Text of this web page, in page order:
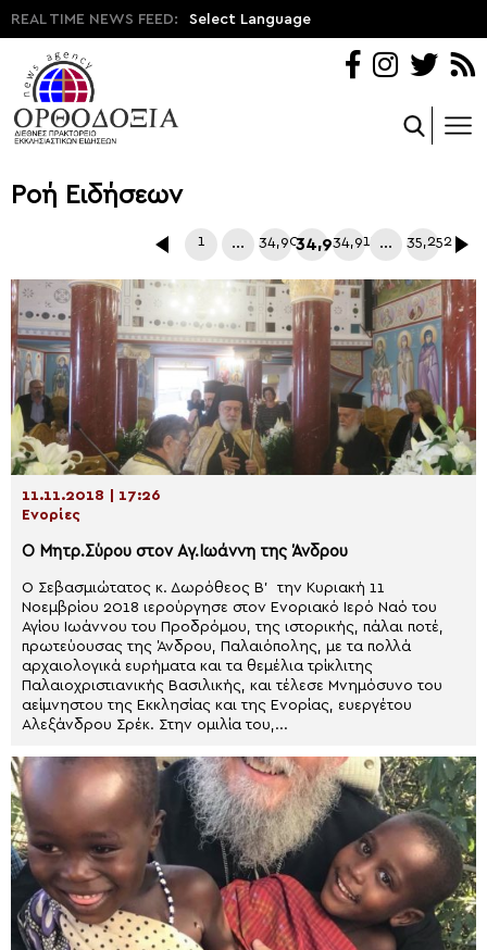
REAL TIME NEWS FEED: Select Language
Ροή Ειδήσεων
1 … 34,90934,91034,911 … 35,252
11.11.2018 | 17:26
Ενορίες
Ο Μητρ.Σύρου στον Αγ.Ιωάννη της Άνδρου
Ο Σεβασμιώτατος κ. Δωρόθεος Β’ την Κυριακή 11
Νοεμβρίου 2018 ιερούργησε στον Ενοριακό Ιερό Ναό του
Αγίου Ιωάννου του Προδρόμου, της ιστορικής, πάλαι ποτέ,
πρωτεύουσας της Άνδρου, Παλαιόπολης, με τα πολλά
αρχαιολογικά ευρήματα και τα θεμέλια τρίκλιτης
Παλαιοχριστιανικής Βασιλικής, και τέλεσε Μνημόσυνο του
αείμνηστου της Εκκλησίας και της Ενορίας, ευεργέτου
Αλεξάνδρου Σρέκ. Στην ομιλία του,...